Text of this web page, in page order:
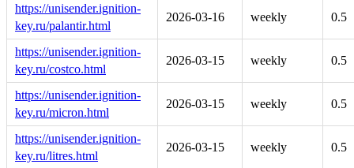
https://unisender.ignition-
key.ru/palantir.html
2026-03-16 weekly 0.5
https://unisender.ignition-
key.ru/costco.html
2026-03-15 weekly 0.5
https://unisender.ignition-
key.ru/micron.html
2026-03-15 weekly 0.5
https://unisender.ignition-
key.ru/litres.html
2026-03-15 weekly 0.5